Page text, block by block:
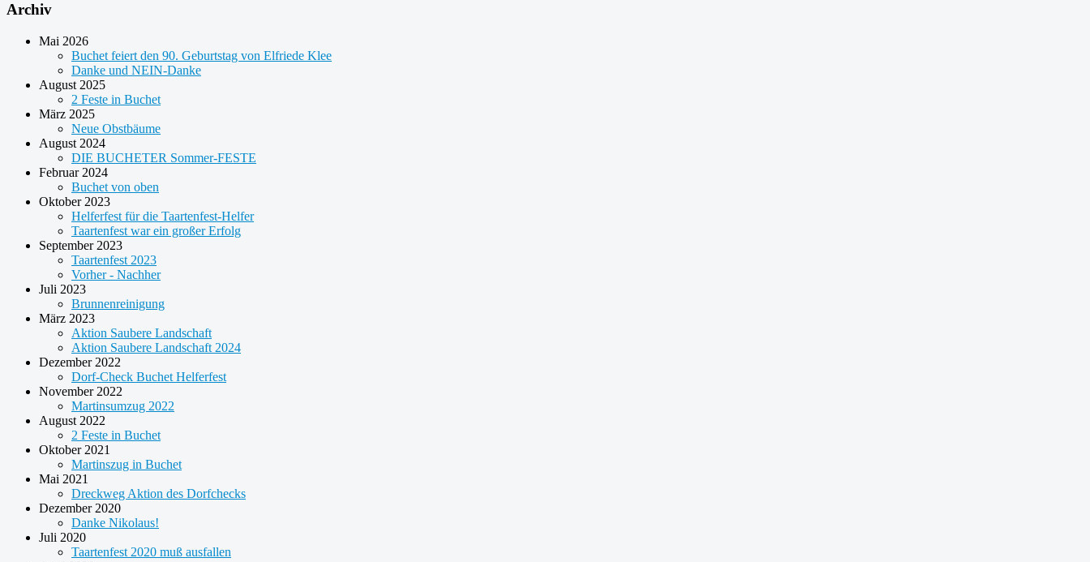
Archiv
Mai 2026
Buchet feiert den 90. Geburtstag von Elfriede Klee
Danke und NEIN-Danke
August 2025
2 Feste in Buchet
März 2025
Neue Obstbäume
August 2024
DIE BUCHETER Sommer-FESTE
Februar 2024
Buchet von oben
Oktober 2023
Helferfest für die Taartenfest-Helfer
Taartenfest war ein großer Erfolg
September 2023
Taartenfest 2023
Vorher - Nachher
Juli 2023
Brunnenreinigung
März 2023
Aktion Saubere Landschaft
Aktion Saubere Landschaft 2024
Dezember 2022
Dorf-Check Buchet Helferfest
November 2022
Martinsumzug 2022
August 2022
2 Feste in Buchet
Oktober 2021
Martinszug in Buchet
Mai 2021
Dreckweg Aktion des Dorfchecks
Dezember 2020
Danke Nikolaus!
Juli 2020
Taartenfest 2020 muß ausfallen